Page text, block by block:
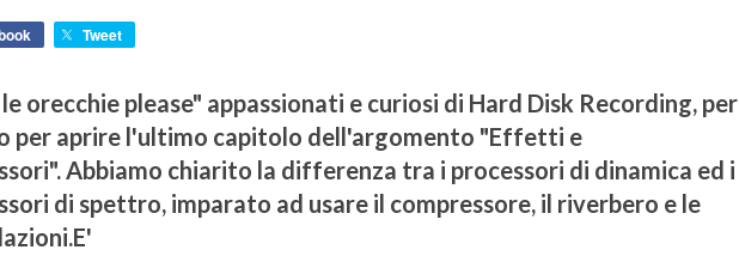
Tweet
le orecchie please" appassionati e curiosi di Hard Disk Recording,
per aprire l'ultimo capitolo dell'argomento "Effetti e
Abbiamo chiarito la differenza tra i processori di dinamica ed i
di spettro, imparato ad usare il compressore, il riverbero e le